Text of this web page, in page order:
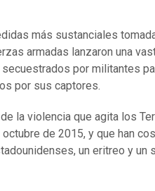
más sustanciales
armadas lanzaron una
por militantes
por sus captores.
la violencia que agita los
de 2015, y que han
un eritreo y un